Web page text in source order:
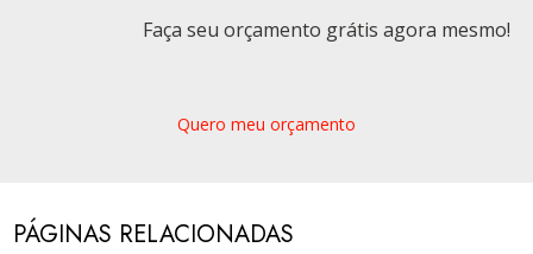
Faça seu orçamento grátis agora mesmo!
Quero meu orçamento
PÁGINAS RELACIONADAS